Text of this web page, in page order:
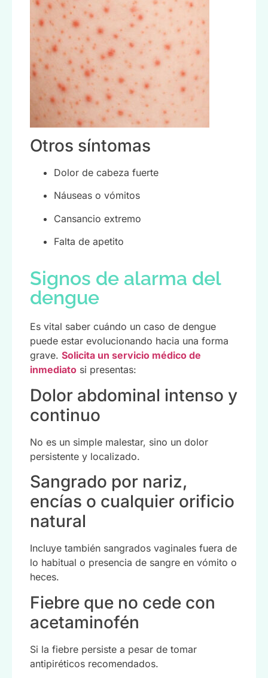
Otros síntomas
Dolor de cabeza fuerte
Náuseas o vómitos
Cansancio extremo
Falta de apetito
Signos de alarma del
dengue
Es vital saber cuándo un caso de dengue
puede estar evolucionando hacia una forma
grave. Solicita un servicio médico de
inmediato si presentas:
Dolor abdominal intenso y
continuo
No es un simple malestar, sino un dolor
persistente y localizado.
Sangrado por nariz,
encías o cualquier orificio
natural
Incluye también sangrados vaginales fuera de
lo habitual o presencia de sangre en vómito o
heces.
Fiebre que no cede con
acetaminofén
Si la fiebre persiste a pesar de tomar
antipiréticos recomendados.